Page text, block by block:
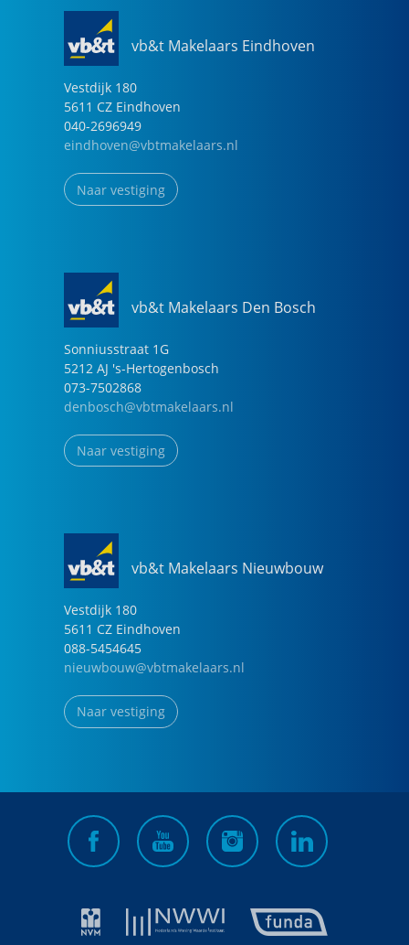
vb&t Makelaars Eindhoven
Vestdijk 180
5611 CZ Eindhoven
040-2696949
eindhoven@vbtmakelaars.nl
Naar vestiging
vb&t Makelaars Den Bosch
Sonniusstraat 1G
5212 AJ 's-Hertogenbosch
073-7502868
denbosch@vbtmakelaars.nl
Naar vestiging
vb&t Makelaars Nieuwbouw
Vestdijk 180
5611 CZ Eindhoven
088-5454645
nieuwbouw@vbtmakelaars.nl
Naar vestiging